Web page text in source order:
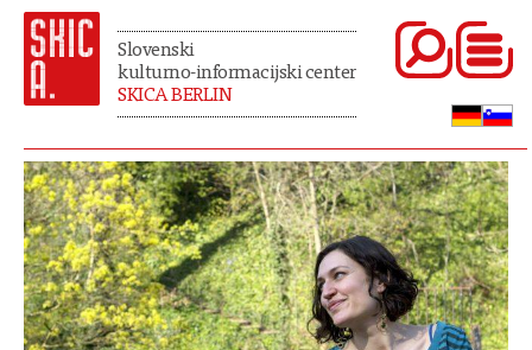
Slovenski
kulturno-informacijski center
SKICA BERLIN